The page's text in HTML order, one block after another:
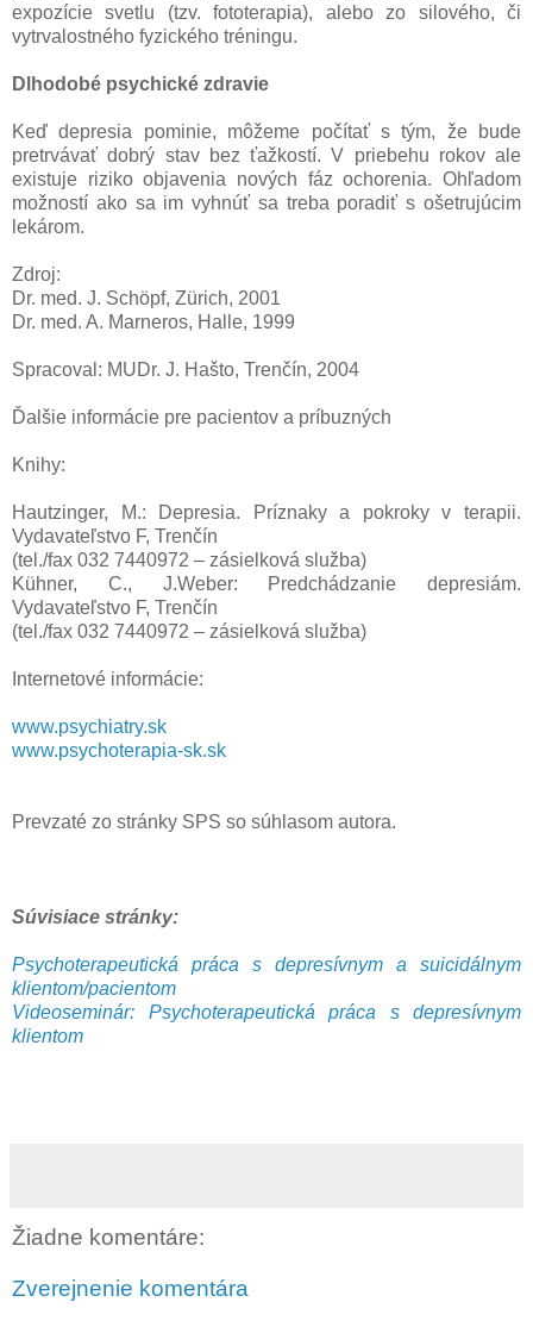
expozície svetlu (tzv. fototerapia), alebo zo silového, či
vytrvalostného fyzického tréningu.
Dlhodobé psychické zdravie
Keď depresia pominie, môžeme počítať s tým, že bude
pretrvávať dobrý stav bez ťažkostí. V priebehu rokov ale
existuje riziko objavenia nových fáz ochorenia. Ohľadom
možností ako sa im vyhnúť sa treba poradiť s ošetrujúcim
lekárom.
Zdroj:
Dr. med. J. Schöpf, Zürich, 2001
Dr. med. A. Marneros, Halle, 1999
Spracoval: MUDr. J. Hašto, Trenčín, 2004
Ďalšie informácie pre pacientov a príbuzných
Knihy:
Hautzinger, M.: Depresia. Príznaky a pokroky v terapii.
Vydavateľstvo F, Trenčín
(tel./fax 032 7440972 – zásielková služba)
Kühner, C., J.Weber: Predchádzanie depresiám.
Vydavateľstvo F, Trenčín
(tel./fax 032 7440972 – zásielková služba)
Internetové informácie:
www.psychiatry.sk
www.psychoterapia-sk.sk
Prevzaté zo stránky SPS so súhlasom autora.
Súvisiace stránky:
Psychoterapeutická práca s depresívnym a suicidálnym
klientom/pacientom
Videoseminár: Psychoterapeutická práca s depresívnym
klientom
Žiadne komentáre:
Zverejnenie komentára